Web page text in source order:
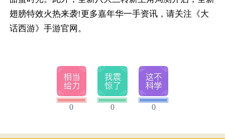
翅膀特效火热来袭!更多嘉年华一手资讯，请关注《大
话西游》手游官网。
0 0 0